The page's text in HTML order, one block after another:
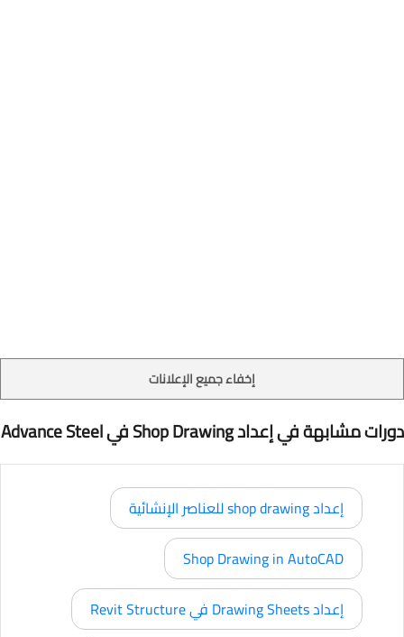
إخفاء جميع الإعلانات
دورات مشابهة في إعداد Shop Drawing في Advance Steel
إعداد shop drawing للعناصر الإنشائية
Shop Drawing in AutoCAD
إعداد Drawing Sheets في Revit Structure